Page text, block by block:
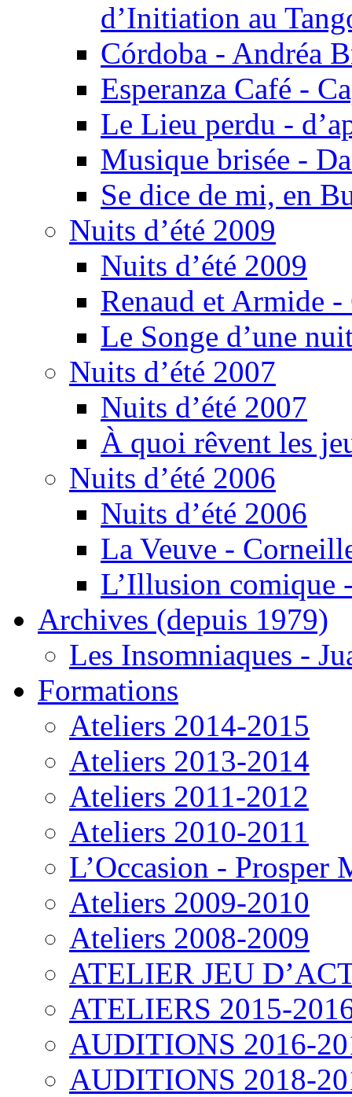
d’Initiation au
Córdoba - Andréa
Esperanza Café -
Le Lieu perdu -
Musique brisée -
Se dice de mi, en
Nuits d’été 2009
Nuits d’été 2009
Renaud et Armide -
Le Songe d’une
Nuits d’été 2007
Nuits d’été 2007
À quoi rêvent les
Nuits d’été 2006
Nuits d’été 2006
La Veuve -
L’Illusion comique
Archives (depuis 1979)
Les Insomniaques -
Formations
Ateliers 2014-2015
Ateliers 2013-2014
Ateliers 2011-2012
Ateliers 2010-2011
L’Occasion - Prosper
Ateliers 2009-2010
Ateliers 2008-2009
ATELIER JEU
ATELIERS 2015-
AUDITIONS 2016-
AUDITIONS 2018-